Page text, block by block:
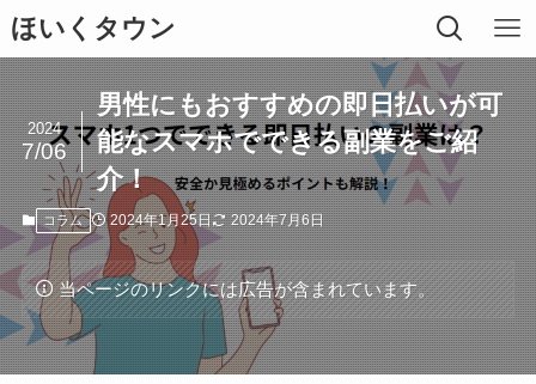
ほいくタウン
男性にもおすすめの即日払いが可
能なスマホでできる副業をご紹
介！
2024
7/06
コラム 2024年1月25日 2024年7月6日
当ページのリンクには広告が含まれています。